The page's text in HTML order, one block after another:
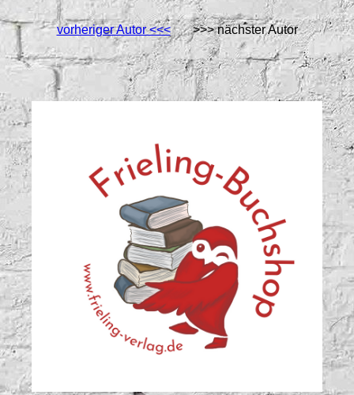
vorheriger Autor <<<>>> nächster Autor